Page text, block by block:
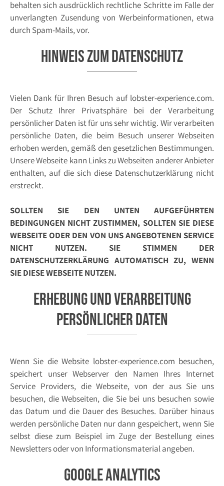
behalten sich ausdrücklich rechtliche Schritte im Falle der
unverlangten Zusendung von Werbeinformationen, etwa
durch Spam-Mails, vor.
Hinweis zum Datenschutz
Vielen Dank für Ihren Besuch auf lobster-experience.com.
Der Schutz Ihrer Privatsphäre bei der Verarbeitung
persönlicher Daten ist für uns sehr wichtig. Wir verarbeiten
persönliche Daten, die beim Besuch unserer Webseiten
erhoben werden, gemäß den gesetzlichen Bestimmungen.
Unsere Webseite kann Links zu Webseiten anderer Anbieter
enthalten, auf die sich diese Datenschutzerklärung nicht
erstreckt.
SOLLTEN SIE DEN UNTEN AUFGEFÜHRTEN
BEDINGUNGEN NICHT ZUSTIMMEN, SOLLTEN SIE DIESE
WEBSEITE ODER DEN VON UNS ANGEBOTENEN SERVICE
NICHT NUTZEN. SIE STIMMEN DER
DATENSCHUTZERKLÄRUNG AUTOMATISCH ZU, WENN
SIE DIESE WEBSEITE NUTZEN.
Erhebung und Verarbeitung
persönlicher Daten
Wenn Sie die Website lobster-experience.com besuchen,
speichert unser Webserver den Namen Ihres Internet
Service Providers, die Webseite, von der aus Sie uns
besuchen, die Webseiten, die Sie bei uns besuchen sowie
das Datum und die Dauer des Besuches. Darüber hinaus
werden persönliche Daten nur dann gespeichert, wenn Sie
selbst diese zum Beispiel im Zuge der Bestellung eines
Newsletters oder von Informationsmaterial angeben.
Google Analytics